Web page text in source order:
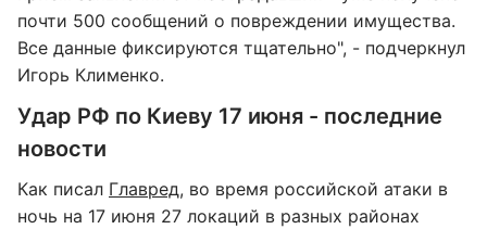
почти 500 сообщений о повреждении имущества.
Все данные фиксируются тщательно", - подчеркнул
Игорь Клименко.
Удар РФ по Киеву 17 июня - последние
новости
Как писал Главред, во время российской атаки в
ночь на 17 июня 27 локаций в разных районах